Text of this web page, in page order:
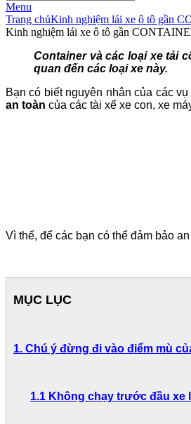
Menu
Chính sách cộng tác viên
Học Lái Xe B Số Sàn
Học Lái Xe Tải Hạng C1
BẰNG LÁI XE HẠNG A1
Trang chủKinh nghiệm lái xe ô tô gần
Kinh nghiệm lái xe ô tô gần
Container và các loại xe tải
quan đến các loại xe này.
Bạn có biết nguyên nhân của các
an toàn của các tài xế xe con, xe
Vì thế, để các bạn có thể đảm bảo
MỤC LỤC
1. Chú ý đừng đi vào điểm mù
1.1 Không chạy trước đầu xe